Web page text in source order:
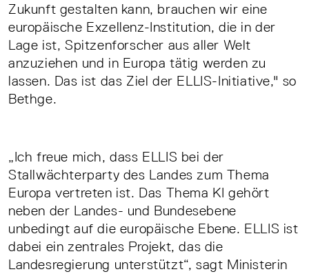
Zukunft gestalten kann, brauchen wir eine
europäische Exzellenz-Institution, die in der
Lage ist, Spitzenforscher aus aller Welt
anzuziehen und in Europa tätig werden zu
lassen. Das ist das Ziel der ELLIS-Initiative," so
Bethge.
„Ich freue mich, dass ELLIS bei der
Stallwächterparty des Landes zum Thema
Europa vertreten ist. Das Thema KI gehört
neben der Landes- und Bundesebene
unbedingt auf die europäische Ebene. ELLIS ist
dabei ein zentrales Projekt, das die
Landesregierung unterstützt“, sagt Ministerin